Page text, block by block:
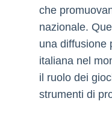
che
nazionale.
una diffusione
italiana nel
il ruolo dei
strumenti di